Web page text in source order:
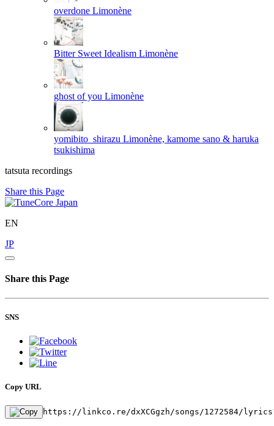
overdone Limonène
Bitter Sweet Idealism Limonène
ghost of you Limonène
yomibito_shirazu Limonène, kamome sano & haruka
tsukishima
tatsuta recordings
Share this Page
EN
JP
Share this Page
SNS
Copy URL
https://linkco.re/dxXCGgzh/songs/1272584/